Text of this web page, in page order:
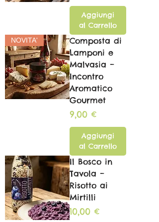
Aggiungi
al Carrello
NOVITA'
Composta di
Lamponi e
Malvasia –
Incontro
Aromatico
Gourmet
Prezzo
9,00 €
Aggiungi
al Carrello
Il Bosco in
Tavola –
Risotto ai
Mirtilli
Prezzo
10,00 €